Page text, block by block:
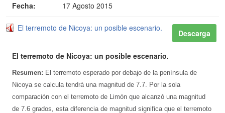
Fecha: 17 Agosto 2015
El terremoto de Nicoya: un posible escenario.
Descarga
El terremoto de Nicoya: un posible escenario.
Resumen: El terremoto esperado por debajo de la península de
Nicoya se calcula tendrá una magnitud de 7.7. Por la sola
comparación con el terremoto de Limón que alcanzó una magnitud
de 7.6 grados, esta diferencia de magnitud significa que el terremoto